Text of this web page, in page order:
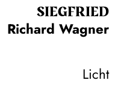
SIEG­FRIED
Richard Wagner
Licht